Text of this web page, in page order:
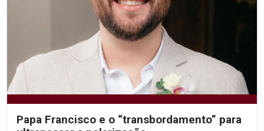
Papa Francisco e o “transbordamento” para